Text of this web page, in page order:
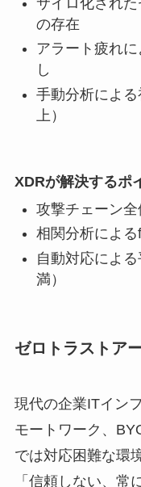
の存在
アラート疲れ
し
手動分析によ
上）
XDRが解決するポ
攻撃チェーン
相関分析によ
自動対応によ
満）
ゼロトラストア
現代の企業ITイン
モートワーク、
では対応困難な環
「信頼しない、常